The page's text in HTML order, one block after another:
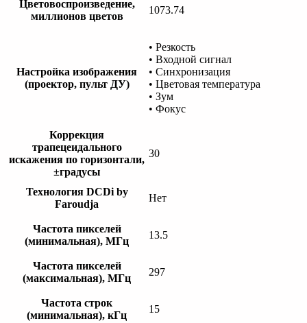
Цветовоспроизведение,
миллионов цветов
1073.74
Настройка изображения
(проектор, пульт ДУ)
• Резкость
• Входной сигнал
• Синхронизация
• Цветовая температура
• Зум
• Фокус
Коррекция
трапецеидального
искажения по горизонтали,
±градусы
30
Технология DCDi by
Faroudja
Нет
Частота пикселей
(минимальная), МГц
13.5
Частота пикселей
(максимальная), МГц
297
Частота строк
(минимальная), кГц
15